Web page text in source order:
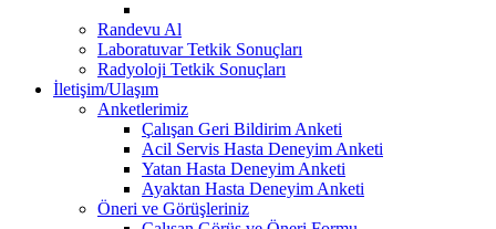
Randevu Al
Laboratuvar Tetkik Sonuçları
Radyoloji Tetkik Sonuçları
İletişim/Ulaşım
Anketlerimiz
Çalışan Geri Bildirim Anketi
Acil Servis Hasta Deneyim Anketi
Yatan Hasta Deneyim Anketi
Ayaktan Hasta Deneyim Anketi
Öneri ve Görüşleriniz